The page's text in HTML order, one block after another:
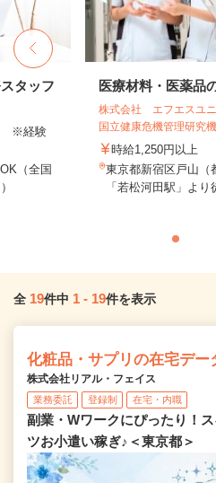
タッフ
※経験
（全国
医療材料・医薬品
株式会社 エフエスユ
国立健康危機管理研究機
時給1,250円以上
東京都新宿区戸山（
「若松河田駅」より
全 19件中 1 - 19件を表示
化粧品・サプリの在宅デー
株式会社リアル・フェイス
業務委託 登録制 在宅・内職
副業・Wワークにぴったり！
ツお小遣い稼ぎ♪＜東京都＞